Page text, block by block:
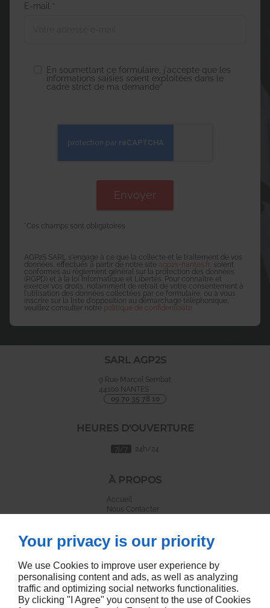
E-mail *
En soumettant ce formulaire, j'accepte que les
informations saisies soient exploitées dans le
cadre strict de ma demande*
*Ces champs sont obligatoires
AGP2S SARL s'engage à ce que la collecte et le traitement de vos
données, effectués à partir de notre site agp2s-nantes.fr, soient
conformes au règlement général sur la protection des données
(RGPD) et à la loi Informatique et Libertés. Pour connaître et
exercer vos droits, notamment de retrait de votre consentement à
l'utilisation des données collectées par ce formulaire, ou à vous
inscrire sur la liste d'opposition au démarchage téléphonique,
veuillez consulter notre politique de confidentialité
SARL AGP2S
9 Rue Marcel Sembat
44100 NANTES
09 70 35 78 10
HEURES D'OUVERTURE
7j/7 24h/24
À PROPOS
Accueil
Nous Contacter
Your privacy is our priority
We use Cookies to improve user experience by
personalising content and ads, as well as analyzing
traffic and optimizing social networks functionalities.
By clicking "I Agree" you consent to the use of Cookies